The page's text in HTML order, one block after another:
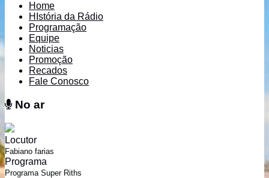
Home
HIstória da Rádio
Programação
Equipe
Noticias
Promoção
Recados
Fale Conosco
No ar
Locutor
Fabiano farias
Programa
Programa Super Riths